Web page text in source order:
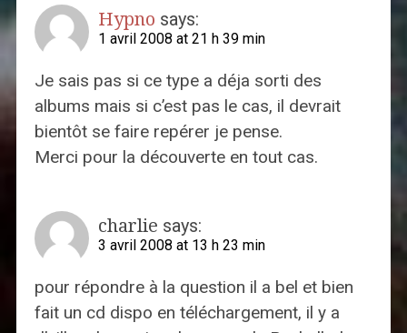
Hypno says:
1 avril 2008 at 21 h 39 min
Je sais pas si ce type a déja sorti des
albums mais si c’est pas le cas, il devrait
bientôt se faire repérer je pense.
Merci pour la découverte en tout cas.
charlie says:
3 avril 2008 at 13 h 23 min
pour répondre à la question il a bel et bien
fait un cd dispo en téléchargement, il y a